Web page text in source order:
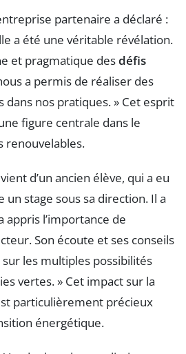
partenaire a déclaré :
a été une véritable révélation.
et pragmatique desdéfis
a permis de réaliser des
dans nos pratiques. » Cet esprit
figure centrale dans le
renouvelables.
d’un ancien élève, qui a eu
un stage sous sa direction. Il a
appris l’importance de
Son écoute et ses conseils
les multiples possibilités
vertes. » Cet impact sur la
particulièrement précieux
énergétique.